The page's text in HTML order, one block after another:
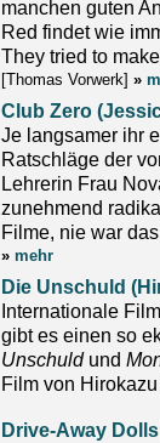
manchen guten
Red findet wie
They tried to
[Thomas Vorwerk] »
Club Zero
Je langsamer ihr
Ratschläge der
Lehrerin Frau
zunehmend
Filme, nie war
» mehr
Die Unschuld
Internationale
gibt es einen so
Unschuldund
Film von
Drive-Away